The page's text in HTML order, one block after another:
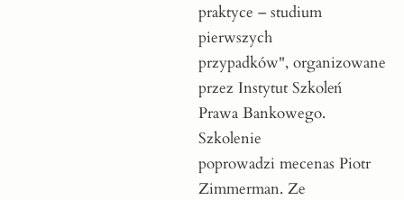
praktyce – studium
pierwszych
przypadków", organizowane
przez Instytut Szkoleń
Prawa Bankowego.
Szkolenie
poprowadzi mecenas Piotr
Zimmerman. Ze